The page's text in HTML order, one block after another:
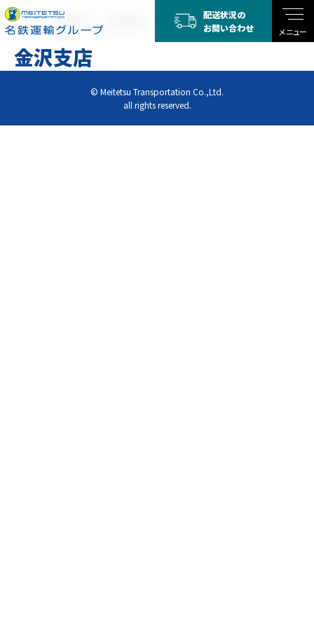
メニュー
配送状況の
お問い合わせ
TOP 金沢支店
金沢支店
© Meitetsu Transportation Co.,Ltd.
all rights reserved.